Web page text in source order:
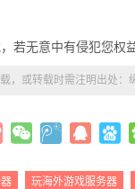
若无意中有侵犯您权
，或转载时需注明出处：
玩海外游戏服务器